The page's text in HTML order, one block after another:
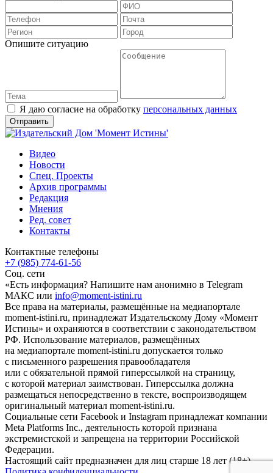
Опишите ситуацию
Я даю согласие на обработку персональных данных
Видео
Новости
Спец. Проекты
Архив программы
Редакция
Мнения
Ред. совет
Контакты
Контактные телефоны
+7 (985) 774-61-56
Соц. сети
«Есть информация? Напишите нам анонимно в Telegram
МАКС или info@moment-istini.ru
Все права на материалы, размещённые на медиапортале
moment-istini.ru, принадлежат Издательскому Дому «Момент
Истины» и охраняются в соответствии с законодательством
РФ. Использование материалов, размещённых
на медиапортале moment-istini.ru допускается только
с письменного разрешения правообладателя
или с обязательной прямой гиперссылкой на страницу,
с которой материал заимствован. Гиперссылка должна
размещаться непосредственно в тексте, воспроизводящем
оригинальный материал moment-istini.ru.
Социальные сети Facebook и Instagram принадлежат компании
Meta Platforms Inc., деятельность которой признана
экстремистской и запрещена на территории Российской
Федерации.
Настоящий сайт предназначен для лиц старше 18 лет (18+).